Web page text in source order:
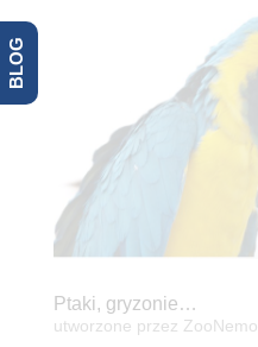
Ptaki, gryzonie…
utworzone przez ZooNemo
BLOG